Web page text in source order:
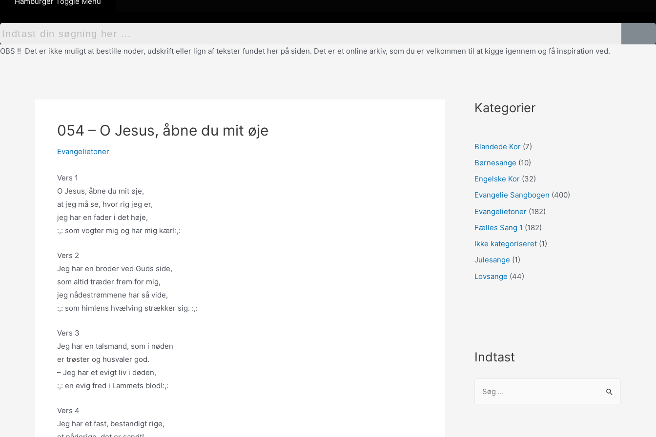
OBS !! Det er ikke muligt at bestille noder, udskrift eller lign af tekster fundet her på siden. Det er et online arkiv, som du er velkommen til at kigge igennem og få inspiration ved.
054 – O Jesus, åbne du mit øje
Evangelietoner
Vers 1
O Jesus, åbne du mit øje,
at jeg må se, hvor rig jeg er,
jeg har en fader i det høje,
:,: som vogter mig og har mig kær!:,:
Vers 2
Jeg har en broder ved Guds side,
som altid træder frem for mig,
jeg nådestrømmene har så vide,
:,: som himlens hvælving strækker sig. :,:
Vers 3
Jeg har en talsmand, som i nøden
er trøster og husvaler god.
– Jeg har et evigt liv i døden,
:,: en evig fred i Lammets blod!:,:
Vers 4
Jeg har et fast, bestandigt rige,
Kategorier
Blandede Kor (7)
Børnesange (10)
Engelske Kor (32)
Evangelie Sangbogen (400)
Evangelietoner (182)
Fælles Sang 1 (182)
Ikke kategoriseret (1)
Julesange (1)
Lovsange (44)
Indtast